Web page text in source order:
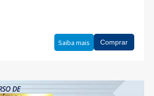
Saiba mais Comprar